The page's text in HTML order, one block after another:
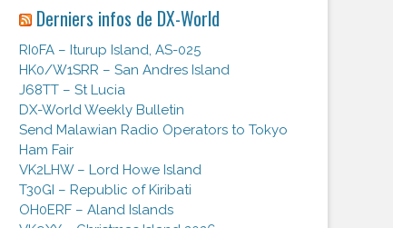
Derniers infos de DX-World
RI0FA – Iturup Island, AS-025
HK0/W1SRR – San Andres Island
J68TT – St Lucia
DX-World Weekly Bulletin
Send Malawian Radio Operators to Tokyo
Ham Fair
VK2LHW – Lord Howe Island
T30GI – Republic of Kiribati
OH0ERF – Aland Islands